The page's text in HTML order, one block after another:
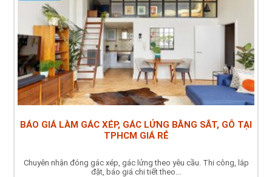
BÁO GIÁ LÀM GÁC XÉP, GÁC LỬNG BẰNG SẮT, GỖ TẠI
TPHCM GIÁ RẺ
Chuyên nhận đóng gác xép, gác lửng theo yêu cầu. Thi công, lắp
đặt, báo giá chi tiết theo...